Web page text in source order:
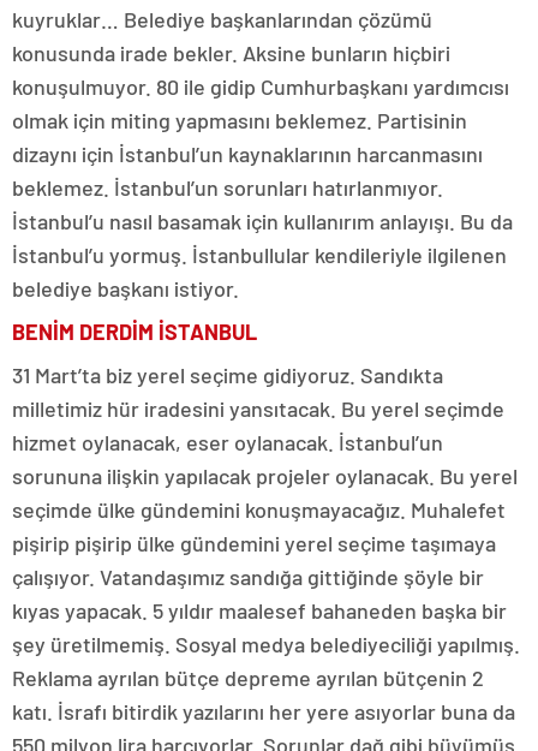
kuyruklar… Belediye başkanlarından çözümü
konusunda irade bekler. Aksine bunların hiçbiri
konuşulmuyor. 80 ile gidip Cumhurbaşkanı yardımcısı
olmak için miting yapmasını beklemez. Partisinin
dizaynı için İstanbul’un kaynaklarının harcanmasını
beklemez. İstanbul’un sorunları hatırlanmıyor.
İstanbul’u nasıl basamak için kullanırım anlayışı. Bu da
İstanbul’u yormuş. İstanbullular kendileriyle ilgilenen
belediye başkanı istiyor.
BENİM DERDİM İSTANBUL
31 Mart’ta biz yerel seçime gidiyoruz. Sandıkta
milletimiz hür iradesini yansıtacak. Bu yerel seçimde
hizmet oylanacak, eser oylanacak. İstanbul’un
sorununa ilişkin yapılacak projeler oylanacak. Bu yerel
seçimde ülke gündemini konuşmayacağız. Muhalefet
pişirip pişirip ülke gündemini yerel seçime taşımaya
çalışıyor. Vatandaşımız sandığa gittiğinde şöyle bir
kıyas yapacak. 5 yıldır maalesef bahaneden başka bir
şey üretilmemiş. Sosyal medya belediyeciliği yapılmış.
Reklama ayrılan bütçe depreme ayrılan bütçenin 2
katı. İsrafı bitirdik yazılarını her yere asıyorlar buna da
550 milyon lira harcıyorlar. Sorunlar dağ gibi büyümüş.